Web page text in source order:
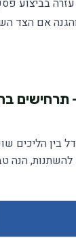
עזרה בביצוע
אם הצד
בין הליכים
הנה